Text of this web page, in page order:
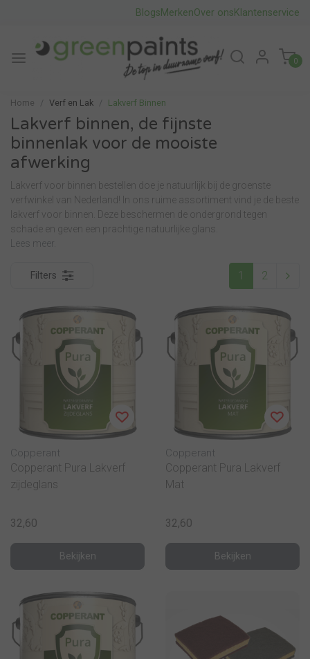
BlogsMerkenOver onsKlantenservice
0
Home Verf en Lak Lakverf Binnen
Lakverf binnen, de fijnste
binnenlak voor de mooiste
afwerking
Lakverf voor binnen bestellen doe je natuurlijk bij de groenste
verfwinkel van Nederland! In ons ruime assortiment vind je de beste
lakverf voor binnen. Deze beschermen de ondergrond tegen
schade en geven een prachtige natuurlijke glans.
Lees meer.
Filters 1 2
Copperant
Copperant Pura Lakverf
zijdeglans
32,60
Bekijken
Copperant
Copperant Pura Lakverf
Mat
32,60
Bekijken